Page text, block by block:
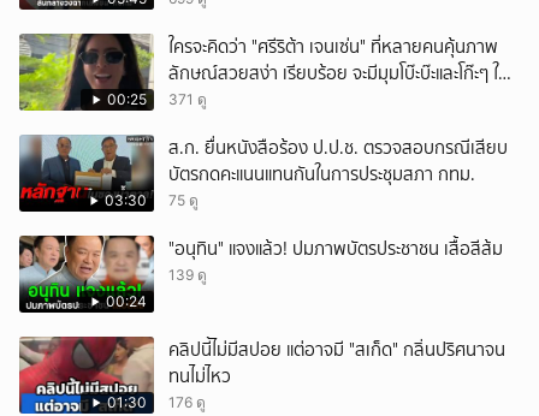
00:25
ใครจะคิดว่า "ศรีริต้า เจนเซ่น" ที่หลายคนคุ้นภาพ
ลักษณ์สวยสง่า เรียบร้อย จะมีมุมโบ๊ะบ๊ะและโก๊ะๆ ให้
ได้อมยิ้มเหมือนกัน งานนี้ทำเอาแฟนๆ ทั้งเอ็นดูทั้ง
371 ดู
03:30
ส.ก. ยื่นหนังสือร้อง ป.ป.ช. ตรวจสอบกรณีเสียบ
บัตรกดคะแนนแทนกันในการประชุมสภา กทม.
75 ดู
00:24
"อนุทิน" แจงแล้ว! ปมภาพบัตรประชาชน เสื้อสีส้ม
139 ดู
01:30
คลิปนี้ไม่มีสปอย แต่อาจมี "สเก็ด" กลิ่นปริศนาจน
ทนไม่ไหว
176 ดู